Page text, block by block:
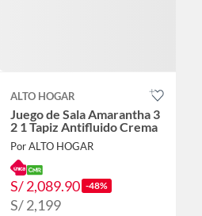
ALTO HOGAR
Juego de Sala Amarantha 3
2 1 Tapiz Antifluido Crema
Por ALTO HOGAR
S/ 2,089.90 -48%
S/ 2,199